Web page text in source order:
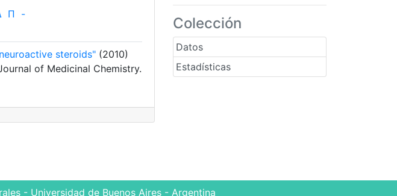
Colección
Datos
Estadísticas
Π -
steroids" (2010)
of Medicinal Chemistry.
- Universidad de Buenos Aires - Argentina